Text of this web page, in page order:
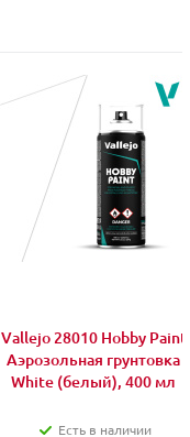
Vallejo 28010 Hobby Paint
Аэрозольная грунтовка
White (белый), 400 мл
Есть в наличии